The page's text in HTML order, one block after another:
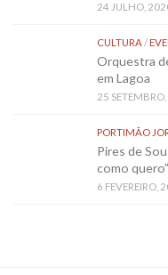
24 JULHO,
CULTURA/
Orquestra
em Lagoa
25
PORTIMÃO
Pires de
como quero”
6 FEVEREIRO,